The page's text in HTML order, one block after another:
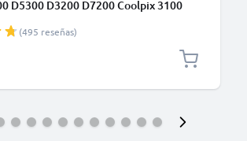
D5300 D3200 D7200 Coolpix 3100
(495 reseñas)